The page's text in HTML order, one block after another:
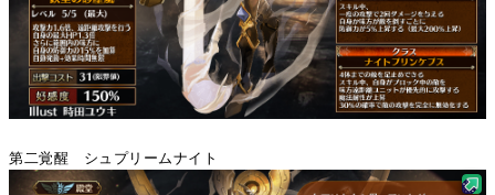
第二覚醒 シュプリームナイト